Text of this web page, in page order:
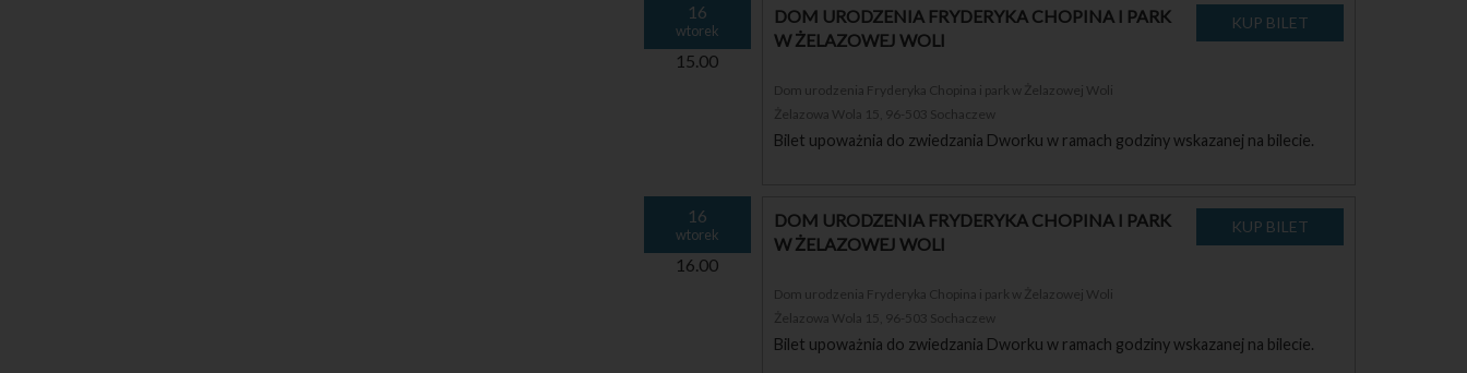
16
wtorek
15.00
DOM URODZENIA FRYDERYKA CHOPINA I PARK
W ŻELAZOWEJ WOLI
Dom urodzenia Fryderyka Chopina i park w Żelazowej Woli
Żelazowa Wola 15, 96-503 Sochaczew
Bilet upoważnia do zwiedzania Dworku w ramach godziny wskazanej na bilecie.
16
wtorek
16.00
DOM URODZENIA FRYDERYKA CHOPINA I PARK
W ŻELAZOWEJ WOLI
Dom urodzenia Fryderyka Chopina i park w Żelazowej Woli
Żelazowa Wola 15, 96-503 Sochaczew
Bilet upoważnia do zwiedzania Dworku w ramach godziny wskazanej na bilecie.